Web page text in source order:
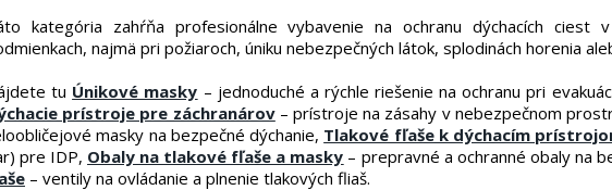
kategória zahŕňa profesionálne vybavenie na ochranu dýchacích ciest
najmä pri požiaroch, úniku nebezpečných látok, splodinách horenia
tu Únikové masky – jednoduché a rýchle riešenie na ochranu pri
prístroje pre záchranárov– prístroje na zásahy v nebezpečnom
masky na bezpečné dýchanie, Tlakové fľaše k dýchacím
pre IDP, Obaly na tlakové fľaše a masky – prepravné a ochranné obaly na
– ventily na ovládanie a plnenie tlakových fliaš.